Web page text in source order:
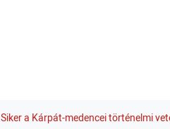
Siker a Kárpát-medencei történelmi